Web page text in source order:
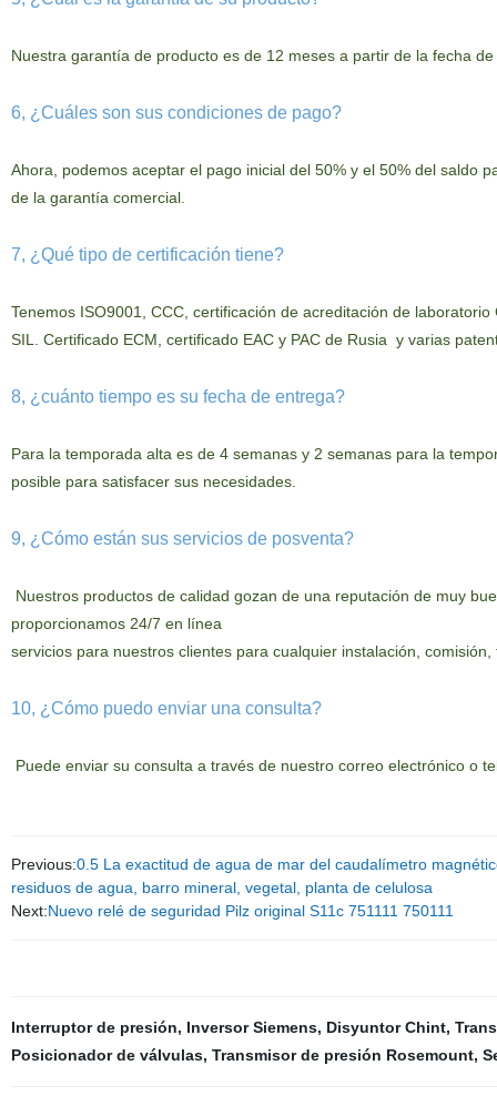
Nuestra garantía de producto es de 12 meses a partir de la fecha
6, ¿Cuáles son sus condiciones de pago?
Ahora , podemos aceptar el pago inicial del 50% y el 50% del saldo
de la garantía comercial.
7, ¿Qué tipo de certificación tiene?
Tenemos ISO9001, CCC, certificación de acreditación de
SIL. Certificado ECM, certificado EAC y PAC de Rusia yvarias
8, ¿cuánto tiempo es su fecha de entrega?
Para la temporada alta es de 4 semanas y 2 semanas para la
posible para satisfacer sus necesidades.
9, ¿Cómo están sus servicios de posventa?
Nuestros productos de calidad gozan de una reputación de muy
proporcionamos 24/7 en línea
servicios para nuestros clientes para cualquier instalación,
10, ¿Cómo puedo enviar una consulta?
Puede enviar su consulta a través de nuestro correo electrónico o
Previous:0.5 La exactitud de agua de mar del caudalímetro
residuos de agua, barro mineral, vegetal, planta de celulosa
Next:Nuevo relé de seguridad Pilz original S11c 751111 750111
Interruptor de presión, Inversor Siemens, Disyuntor Chint,
Posicionador de válvulas, Transmisor de presión Rosemount,